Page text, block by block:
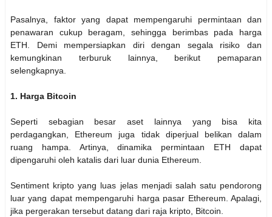
Pasalnya, faktor yang dapat mempengaruhi permintaan dan
penawaran cukup beragam, sehingga berimbas pada harga
ETH. Demi mempersiapkan diri dengan segala risiko dan
kemungkinan terburuk lainnya, berikut pemaparan
selengkapnya.
1. Harga Bitcoin
Seperti sebagian besar aset lainnya yang bisa kita
perdagangkan, Ethereum juga tidak diperjual belikan dalam
ruang hampa. Artinya, dinamika permintaan ETH dapat
dipengaruhi oleh katalis dari luar dunia Ethereum.
Sentiment kripto yang luas jelas menjadi salah satu pendorong
luar yang dapat mempengaruhi harga pasar Ethereum. Apalagi,
jika pergerakan tersebut datang dari raja kripto, Bitcoin.